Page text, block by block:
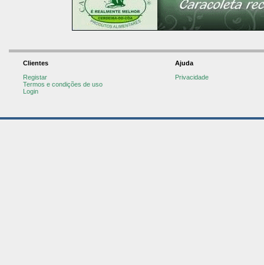
Clientes
Registar
Termos e condições de uso
Login
Ajuda
Privacidade